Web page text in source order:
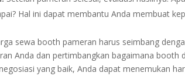
Hal ini dapat membantu Anda membuat
sewa booth pameran harus seimbang
Anda dan pertimbangkan bagaimana booth
yang baik, Anda dapat menemukan